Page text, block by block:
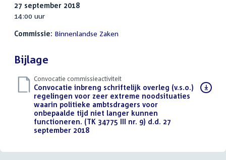
27 september 2018
14:00 uur
Commissie: Binnenlandse Zaken
Bijlage
Convocatie commissieactiviteit
Download
bestand:
Convocatie inbreng schriftelijk overleg (v.s.o.)
regelingen voor zeer extreme noodsituaties
waarin politieke ambtsdragers voor
onbepaalde tijd niet langer kunnen
functioneren. (TK 34775 III nr. 9) d.d. 27
september 2018(PDF)